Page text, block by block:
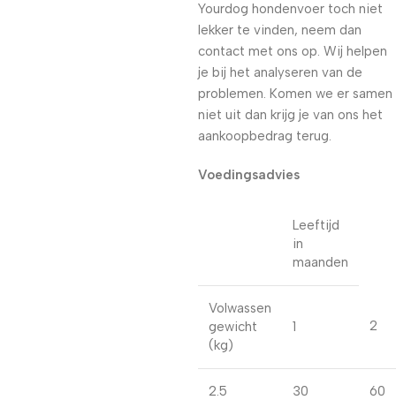
Yourdog hondenvoer toch niet
lekker te vinden, neem dan
contact met ons op. Wij helpen
je bij het analyseren van de
problemen. Komen we er samen
niet uit dan krijg je van ons het
aankoopbedrag terug.
Voedingsadvies
Leeftijd
in
maanden
Volwassen
gewicht
(kg)
1 2
2.5 30 60